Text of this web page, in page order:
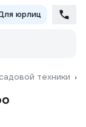
юрлиц
техники /